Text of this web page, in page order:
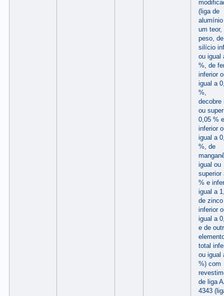
(liga de
um teor,
peso, de
silício
ou igual
%, de
inferior
igual a
%,
decobre
ou
0,05 % e
inferior
igual a
%, de
igual ou
superior
% e
igual a
de zinco
inferior
igual a
e de
total
ou igual
%) com
de liga
4343